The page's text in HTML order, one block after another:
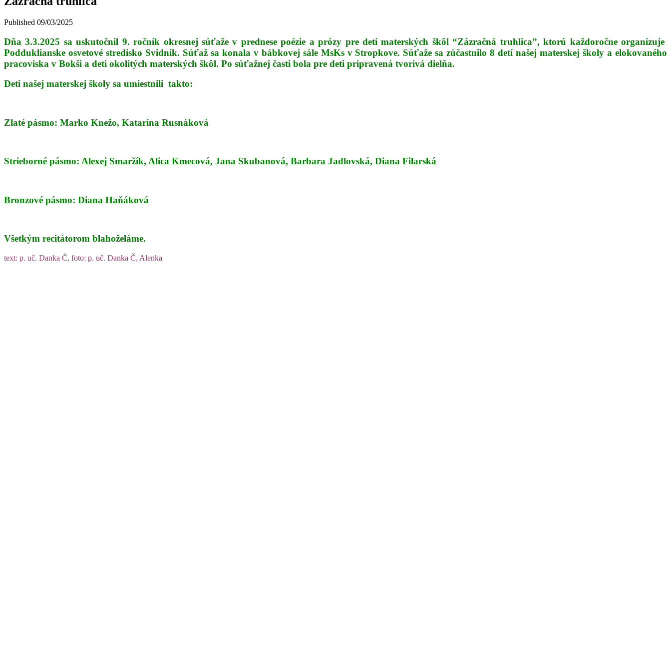
Published 09/03/2025
Dňa 3.3.2025 sa uskutočnil 9. ročník okresnej súťaže v prednese poézie a prózy pre deti materských škôl “Zázračná truhlica”, ktorú každoročne organizuje
Podduklianske osvetové stredisko Svidník. Súťaž sa konala v bábkovej sále MsKs v Stropkove. Súťaže sa zúčastnilo 8 detí našej materskej školy a elokovaného
pracoviska v Bokši a deti okolitých materských škôl. Po súťažnej časti bola pre deti pripravená tvorivá dielňa.
Deti našej materskej školy sa umiestnili takto:
Zlaté pásmo: Marko Knežo, Katarína Rusnáková
Strieborné pásmo: Alexej Smaržík, Alica Kmecová, Jana Skubanová, Barbara Jadlovská, Diana Filarská
Bronzové pásmo: Diana Haňáková
Všetkým recitátorom blahoželáme.
text: p. uč. Danka Č, foto: p. uč. Danka Č, Alenka